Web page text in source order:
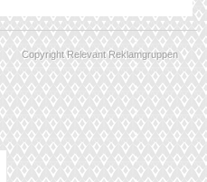
Copyright Relevant Reklamgruppen